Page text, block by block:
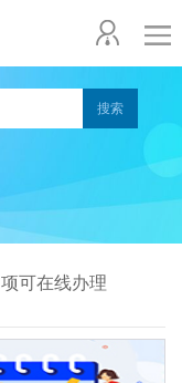
项可在线办理